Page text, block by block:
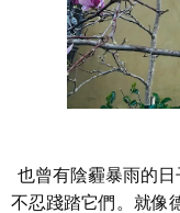
也曾有陰霾暴雨的日
不忍踐踏它們。就像